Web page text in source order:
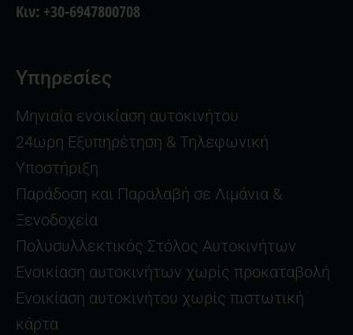
Υπηρεσίες
Μηνιαία ενοικίαση αυτοκινήτου
24ωρη Εξυπηρέτηση & Τηλεφωνική
Υποστήριξη
Παράδοση και Παραλαβή σε Λιμάνια &
Ξενοδοχεία
Πολυσυλλεκτικός Στόλος Αυτοκινήτων
Ενοικίαση αυτοκινήτων χωρίς προκαταβολή
Ενοικίαση αυτοκινήτου χωρίς πιστωτική
κάρτα
Κιν: +30-6947800708